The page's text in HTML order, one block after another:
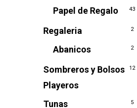
Papel de Regalo 43
Regaleria 2
Abanicos 2
Sombreros y Bolsos
Playeros
12
Tunas 5